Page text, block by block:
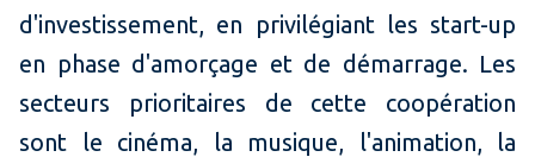
d'investissement, en privilégiant les start-up
en phase d'amorçage et de démarrage. Les
secteurs prioritaires de cette coopération
sont le cinéma, la musique, l'animation, la